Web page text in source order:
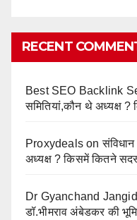
RECENT
Best SEO Backlink
समितियां,कौन थे अध्यक्ष
Proxydeals on
अध्यक्ष ? किसमें कितने
Dr Gyanchand Jangid
डॉ.भीमराव अंबेडकर की